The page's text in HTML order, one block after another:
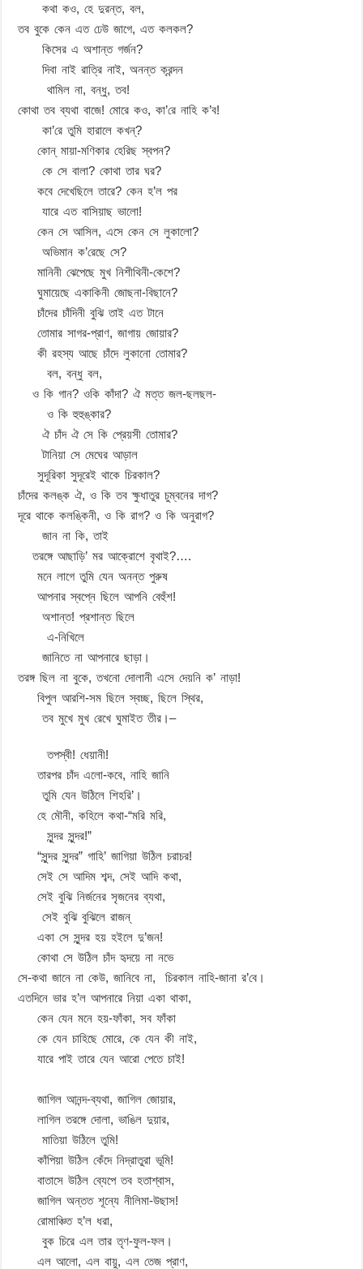
কথা কও, হে দুরন্ত, বল,
তব বুকে কেন এত ঢেউ জাগে, এত কলকল?
কিসের এ অশান্ত গর্জন?
দিবা নাই রাত্রি নাই, অনন্ত ক্রন্দন
থামিল না, বন্ধু, তব!
কোথা তব ব্যথা বাজে! মোরে কও, কা’রে নাহি ক’ব!
কা’রে তুমি হারালে কখন্‌?
কোন্‌ মায়া-মণিকার হেরিছ স্বপন?
কে সে বালা? কোথা তার ঘর?
কবে দেখেছিলে তারে? কেন হ’ল পর
যারে এত বাসিয়াছ ভালো!
কেন সে আসিল, এসে কেন সে লুকালো?
অভিমান ক’রেছে সে?
মানিনী ঝেপেছে মুখ নিশীথিনী-কেশে?
ঘুমায়েছে একাকিনী জোছনা-বিছানে?
চাঁদের চাঁদিনী বুঝি তাই এত টানে
তোমার সাগর-প্রাণ, জাগায় জোয়ার?
কী রহস্য আছে চাঁদে লুকানো তোমার?
বল, বন্ধু বল,
ও কি গান? ওকি কাঁদা? ঐ মত্ত জল-ছলছল-
ও কি হুহুঙ্কার?
ঐ চাঁদ ঐ সে কি প্রেয়সী তোমার?
টানিয়া সে মেঘের আড়াল
সুদূরিকা সুদূরেই থাকে চিরকাল?
চাঁদের কলঙ্ক ঐ, ও কি তব ক্ষুধাতুর চুম্বনের দাগ?
দূরে থাকে কলঙ্কিনী, ও কি রাগ? ও কি অনুরাগ?
জান না কি, তাই
তরঙ্গে আছাড়ি’ মর আক্রোশে বৃথাই?….
মনে লাগে তুমি যেন অনন্ত পুরুষ
আপনার স্বপ্নে ছিলে আপনি বেহুঁশ!
অশান্ত! প্রশান্ত ছিলে
এ-নিখিলে
জানিতে না আপনারে ছাড়া।
তরঙ্গ ছিল না বুকে, তখনো দোলানী এসে দেয়নি ক’ নাড়া!
বিপুল আরশি-সম ছিলে স্বচ্ছ, ছিলে স্থির,
তব মুখে মুখ রেখে ঘুমাইত তীর।–
তপস্বী! ধেয়ানী!
তারপর চাঁদ এলো-কবে, নাহি জানি
তুমি যেন উঠিলে শিহরি’।
হে মৌনী, কহিলে কথা-“মরি মরি,
সুন্দর সুন্দর!”
“সুন্দর সুন্দর” গাহি’ জাগিয়া উঠিল চরাচর!
সেই সে আদিম শব্দ, সেই আদি কথা,
সেই বুঝি নির্জনের সৃজনের ব্যথা,
সেই বুঝি বুঝিলে রাজন্‌
একা সে সুন্দর হয় হইলে দু’জন!
কোথা সে উঠিল চাঁদ হৃদয়ে না নভে
সে-কথা জানে না কেউ, জানিবে না, চিরকাল নাহি-জানা র’বে।
এতদিনে ভার হ’ল আপনারে নিয়া একা থাকা,
কেন যেন মনে হয়-ফাঁকা, সব ফাঁকা
কে যেন চাহিছে মোরে, কে যেন কী নাই,
যারে পাই তারে যেন আরো পেতে চাই!
জাগিল আনন্দ-ব্যথা, জাগিল জোয়ার,
লাগিল তরঙ্গে দোলা, ভাঙিল দুয়ার,
মাতিয়া উঠিলে তুমি!
কাঁপিয়া উঠিল কেঁদে নিদ্রাতুরা ভূমি!
বাতাসে উঠিল ব্যেপে তব হতাশ্বাস,
জাগিল অন্তত শূন্যে নীলিমা-উছাস!
রোমাঞ্চিত হ’ল ধরা,
বুক চিরে এল তার তৃণ-ফুল-ফল।
এল আলো, এল বায়ু, এল তেজ প্রাণ,